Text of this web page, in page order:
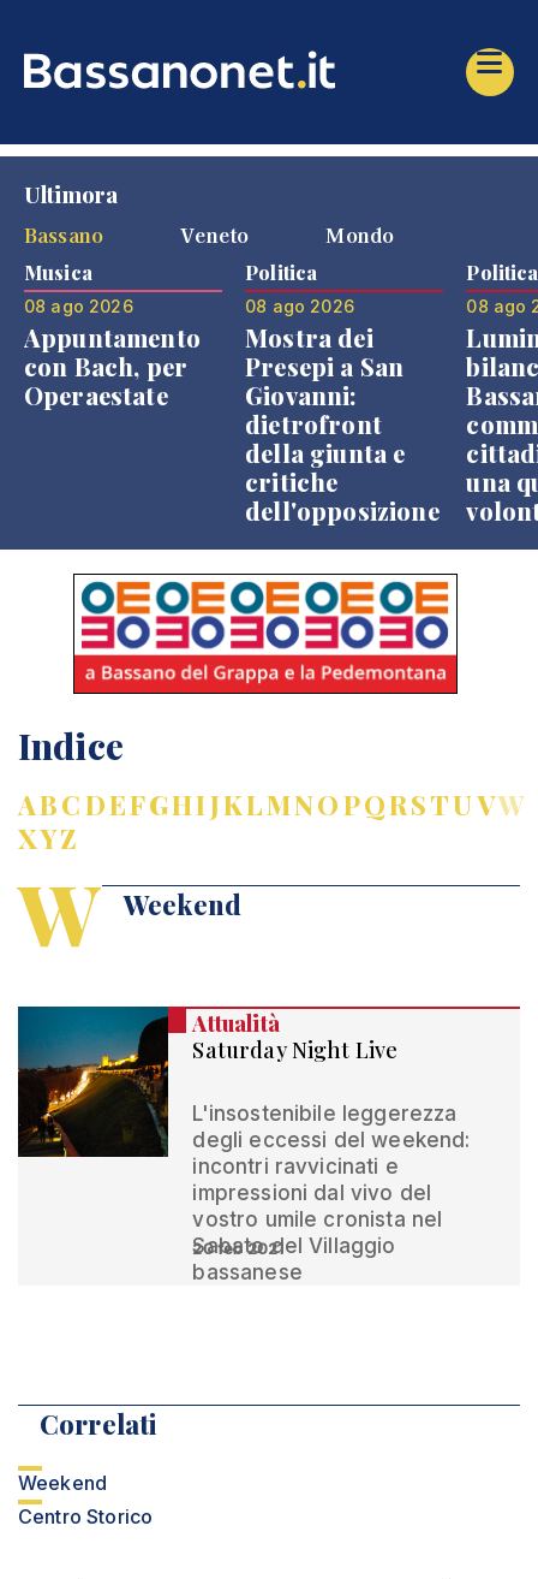
Ultimora
Bassano
Veneto Mondo
Musica
08 ago 2026
Appuntamento
con Bach, per
Operaestate
Politica
08 ago 2026
Mostra dei
Presepi a San
Giovanni:
dietrofront
della giunta e
critiche
dell'opposizione
Politica
08 ago
una
Indice
ABCDEFGHIJKLMNOPQRSTUVW
XYZ
W Weekend
Attualità
Saturday Night Live
L'insostenibile leggerezza
degli eccessi del weekend:
incontri ravvicinati e
impressioni dal vivo del
vostro umile cronista nel
Sabato del Villaggio
bassanese
20 feb 2021
Correlati
Weekend
Centro Storico